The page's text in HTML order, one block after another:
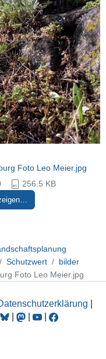
Foto Leo Meier.jpg
256.5 KB
Schutzwert
bilder
Foto Leo Meier.jpg